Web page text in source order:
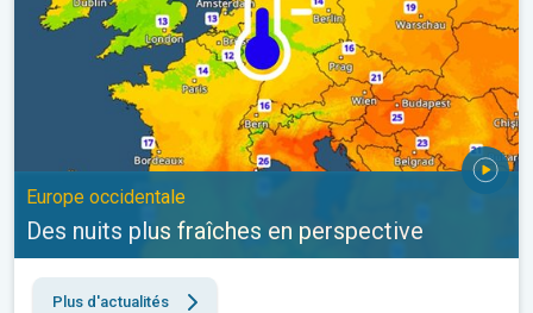
Europe occidentale
Des nuits plus fraîches en perspective
Plus d'actualités